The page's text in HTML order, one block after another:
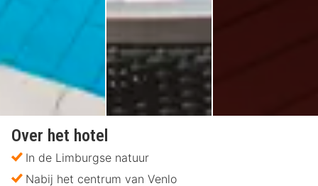
Over het hotel
In de Limburgse natuur
Nabij het centrum van Venlo